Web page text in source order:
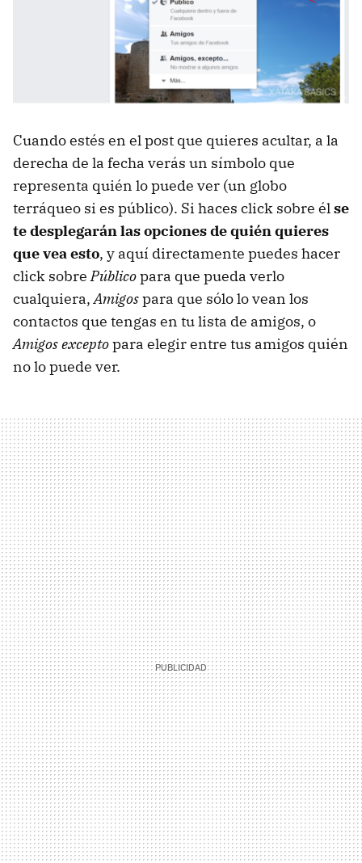
Cuando estés en el post que quieres acultar, a la
derecha de la fecha verás un símbolo que
representa quién lo puede ver (un globo
terráqueo si es público). Si haces click sobre élse
te desplegarán las opciones de quién quieres
que vea esto, y aquí directamente puedes hacer
click sobrePúblicopara que pueda verlo
cualquiera,Amigospara que sólo lo vean los
contactos que tengas en tu lista de amigos, o
Amigos exceptopara elegir entre tus amigos quién
no lo puede ver.